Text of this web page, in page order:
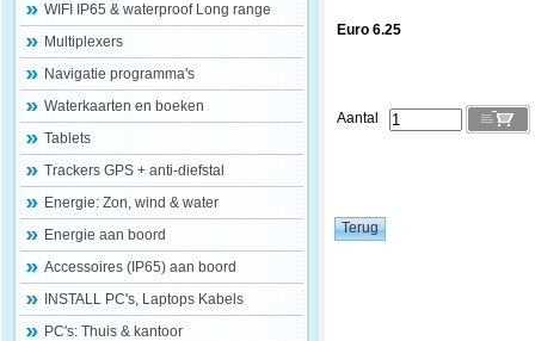
WIFI IP65 & waterproof Long range
Multiplexers
Navigatie programma's
Waterkaarten en boeken
Tablets
Trackers GPS + anti-diefstal
Energie: Zon, wind & water
Energie aan boord
Accessoires (IP65) aan boord
INSTALL PC's, Laptops Kabels
PC's: Thuis & kantoor
Euro 6.25
Aantal